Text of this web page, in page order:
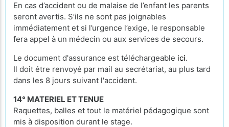
En cas d’accident ou de malaise de l’enfant les parents
seront avertis. S’ils ne sont pas joignables
immédiatement et si l’urgence l’exige, le responsable
fera appel à un médecin ou aux services de secours.
Le document d'assurance est téléchargeable ici.
Il doit être renvoyé par mail au secrétariat, au plus tard
dans les 8 jours suivant l'accident.
14° MATERIEL ET TENUE
Raquettes, balles et tout le matériel pédagogique sont
mis à disposition durant le stage.